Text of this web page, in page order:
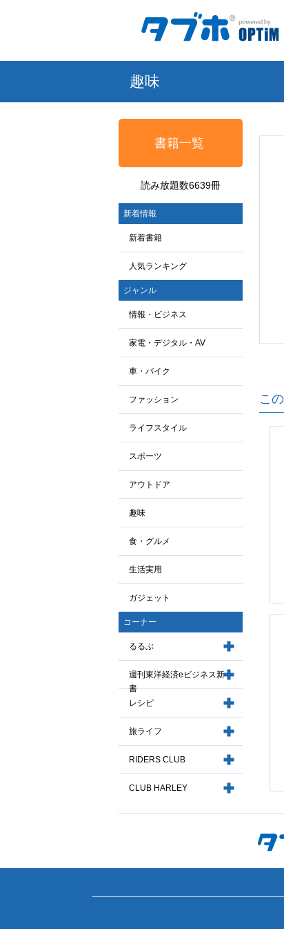
趣味
書籍一覧
読み放題数6639冊
新着情報
新着書籍
人気ランキング
ジャンル
情報・ビジネス
家電・デジタル・AV
車・バイク
ファッション
ライフスタイル
スポーツ
アウトドア
趣味
食・グルメ
生活実用
ガジェット
コーナー
るるぶ
週刊東洋経済eビジネス新
書
レシピ
旅ライフ
RIDERS CLUB
CLUB HARLEY
こ